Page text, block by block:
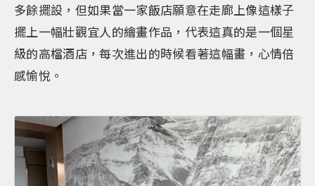
多餘擺設，但如果當一家飯店願意在走廊上像這樣子
擺上一幅壯觀宜人的繪畫作品，代表這真的是一個星
級的高檔酒店，每次進出的時候看著這幅畫，心情倍
感愉悅。